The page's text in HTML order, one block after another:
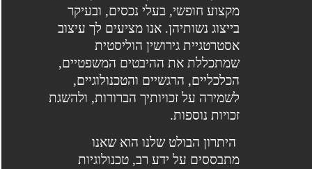
מקצוע חופשי, בעלי נכסים, ובעיקר
בייצוג נשותיהן. אנו מציעים לך עיצוב
אסטרטגיית גירושין הוליסטית
שמתכללת את ההיבטים המשפטיים,
הכלכליים, הרגשיים והטכנולוגיים,
לשמירה על זכויותיך הברורות, ולהשגת
זכויות נוספות.
היתרון הבולט שלנו הוא שאנו
מתבססים על ידע רב, טכנולוגיות